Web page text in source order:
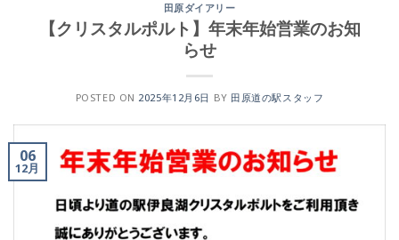
田原ダイアリー
【クリスタルポルト】年末年始営業のお知
らせ
POSTED ON 2025年12月6日 BY 田原道の駅スタッフ
06
12月